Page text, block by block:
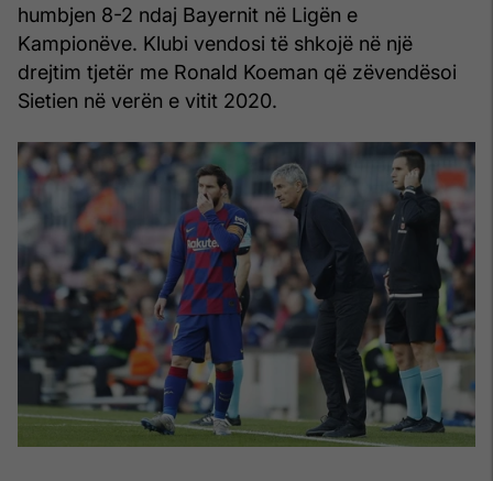
humbjen 8-2 ndaj Bayernit në Ligën e
Kampionëve. Klubi vendosi të shkojë në një
drejtim tjetër me Ronald Koeman që zëvendësoi
Sietien në verën e vitit 2020.